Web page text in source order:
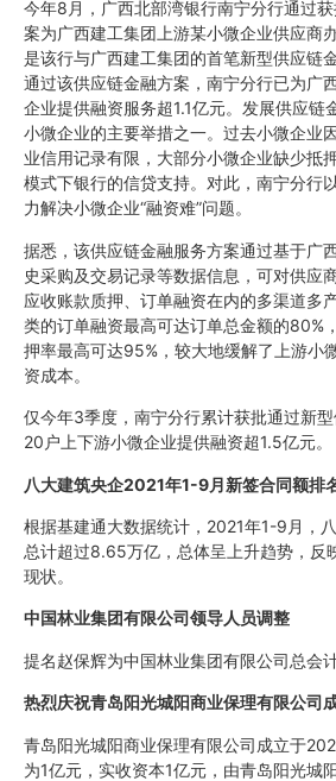
今年8月，广西北部湾银行南宁分行通过
案为广西建工集团上游某小微企业供应商
是该行与广西建工集团的首笔新型供应链
通过该供应链金融方案，南宁分行已为广
企业提供融资服务超1.1亿元。发展供应链
小微企业的主要举措之一。过去小微企业
业信用记录有限，大部分小微企业缺少抵
模式下银行的信贷支持。对此，南宁分行
力解决小微企业“融资难”问题。
据悉，该供应链金融服务方案通过基于广
史采购及交易记录等数据信息，可对供应
应收账款质押、订单融资在内的多渠道多
类的订单融资最高可达订单总金额的80%
押率最高可达95%，较大地缓解了上游小
资成本。
仅今年3季度，南宁分行累计获批通过新
20户上下游小微企业提供融资超1.5亿元。
八大建筑央企2021年1-9月新签合同额排
根据基建通大数据统计，2021年1-9月，
总计超过8.65万亿，总体呈上升趋势，反
现状。
中国林业集团有限公司领导人员调整
提名赵保辉为中国林业集团有限公司总会计
热烈庆祝青岛阳光城阳商业保理有限公司
青岛阳光城阳商业保理有限公司成立于
为1亿元，实收资本1亿元，由青岛阳光城